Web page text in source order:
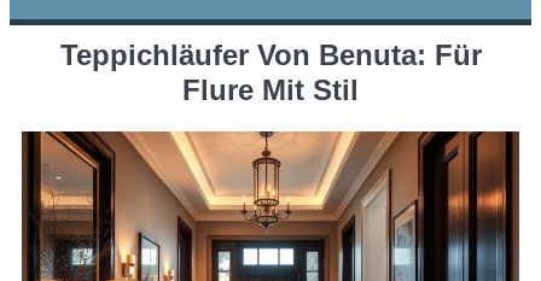
Teppichläufer Von Benuta: Für
Flure Mit Stil